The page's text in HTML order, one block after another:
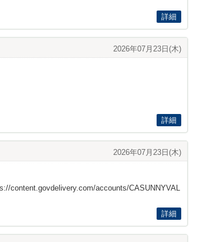
詳細
2026年07月23日(木)
詳細
2026年07月23日(木)
content.govdelivery.com/accounts/CASUNNYVAL
詳細